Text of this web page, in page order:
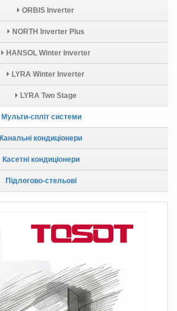
ORBIS Inverter
NORTH Inverter Plus
HANSOL Winter Inverter
LYRA Winter Inverter
LYRA Two Stage
Мульти-спліт системи
Канальні кондиціонери
Касетні кондиціонери
Підлогово-стельові